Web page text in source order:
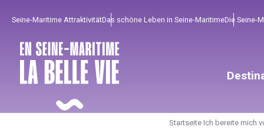
principal
Seine-Maritime AttraktivitätDas schöne Leben in Seine-MaritimeDie Seine-
Startseite Ich bereite mich